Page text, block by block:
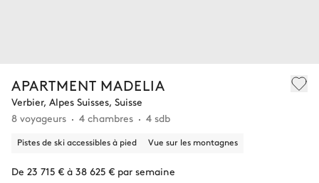
APARTMENT MADELIA
Verbier, Alpes Suisses, Suisse
8 voyageurs
4 chambres 4 sdb
Pistes de ski accessibles à pied Vue sur les montagnes
De 23 715 € à 38 625 € par semaine